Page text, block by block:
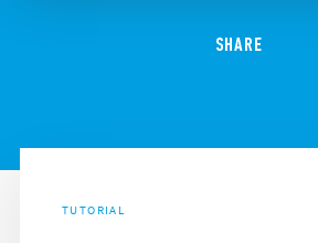
SHARE
TUTORIAL